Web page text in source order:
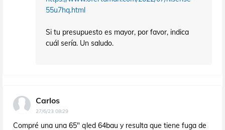
55u7hq.html
Si tu presupuesto es mayor, por favor, indica
cuál sería. Un saludo.
Carlos
27/6/23 08:29
Compré una una 65" qled 64bau y resulta que tiene fuga de